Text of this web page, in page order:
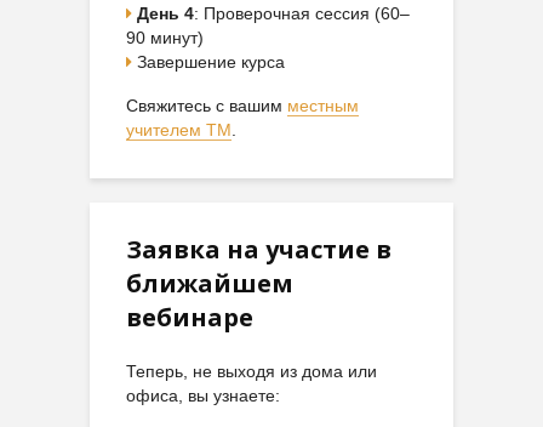
День 4: Проверочная сессия (60–
90 минут)
Завершение курса
Свяжитесь с вашим местным
учителем ТМ
Заявка на участие в
ближайшем
вебинаре
Теперь, не выходя из дома или
офиса, вы узнаете: